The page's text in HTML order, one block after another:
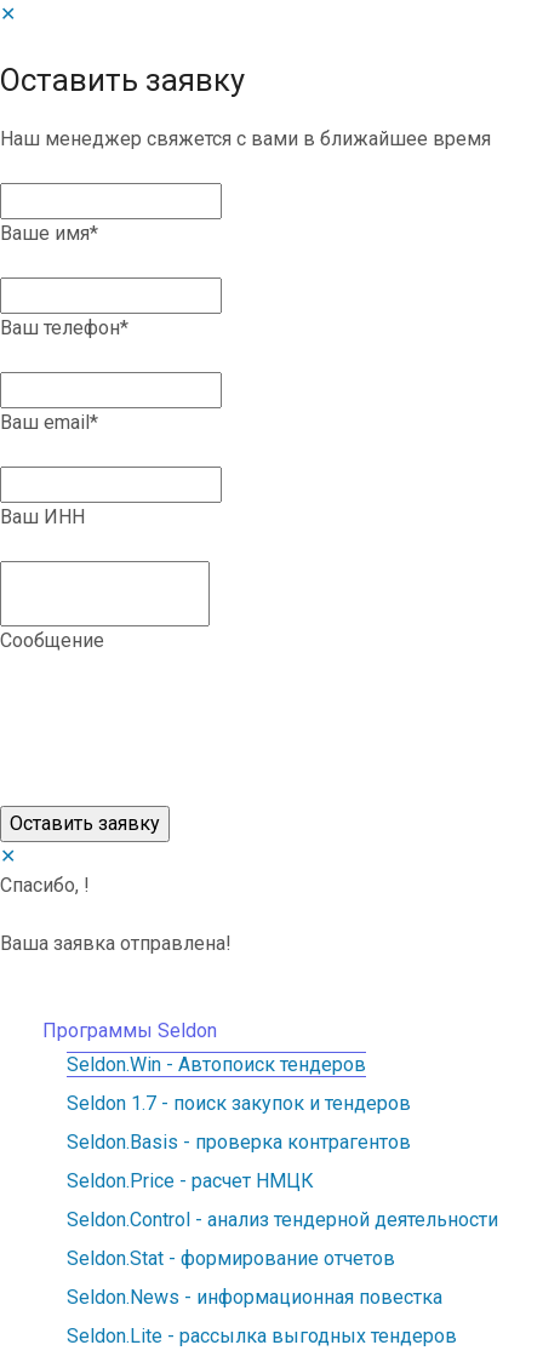
✕
Оставить заявку
Наш менеджер свяжется с вами в ближайшее время
Ваше имя*
Ваш телефон*
Ваш email*
Ваш ИНН
Сообщение
✕
Спасибо, !
Ваша заявка отправлена!
Программы Seldon
Seldon.Win - Автопоиск тендеров
Seldon 1.7 - поиск закупок и тендеров
Seldon.Basis - проверка контрагентов
Seldon.Price - расчет НМЦК
Seldon.Control - анализ тендерной деятельности
Seldon.Stat - формирование отчетов
Seldon.News - информационная повестка
Seldon.Lite - рассылка выгодных тендеров